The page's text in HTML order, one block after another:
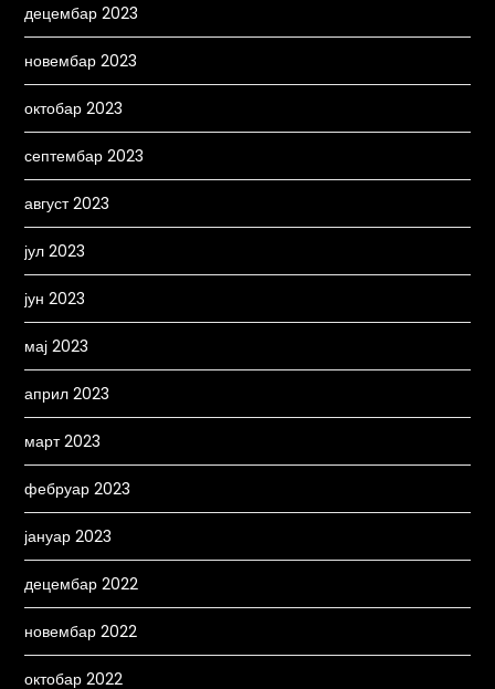
децембар 2023
новембар 2023
октобар 2023
септембар 2023
август 2023
јул 2023
јун 2023
мај 2023
април 2023
март 2023
фебруар 2023
јануар 2023
децембар 2022
новембар 2022
октобар 2022